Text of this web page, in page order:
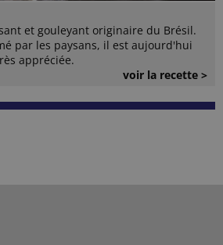
et gouleyant originaire du Brésil.
par les paysans, il est aujourd'hui
appréciée.
voir la recette >